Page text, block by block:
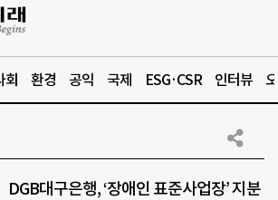
회 환경 공익 국제 ESG·CSR 인터뷰
DGB대구은행, ‘장애인 표준사업장’ 지분